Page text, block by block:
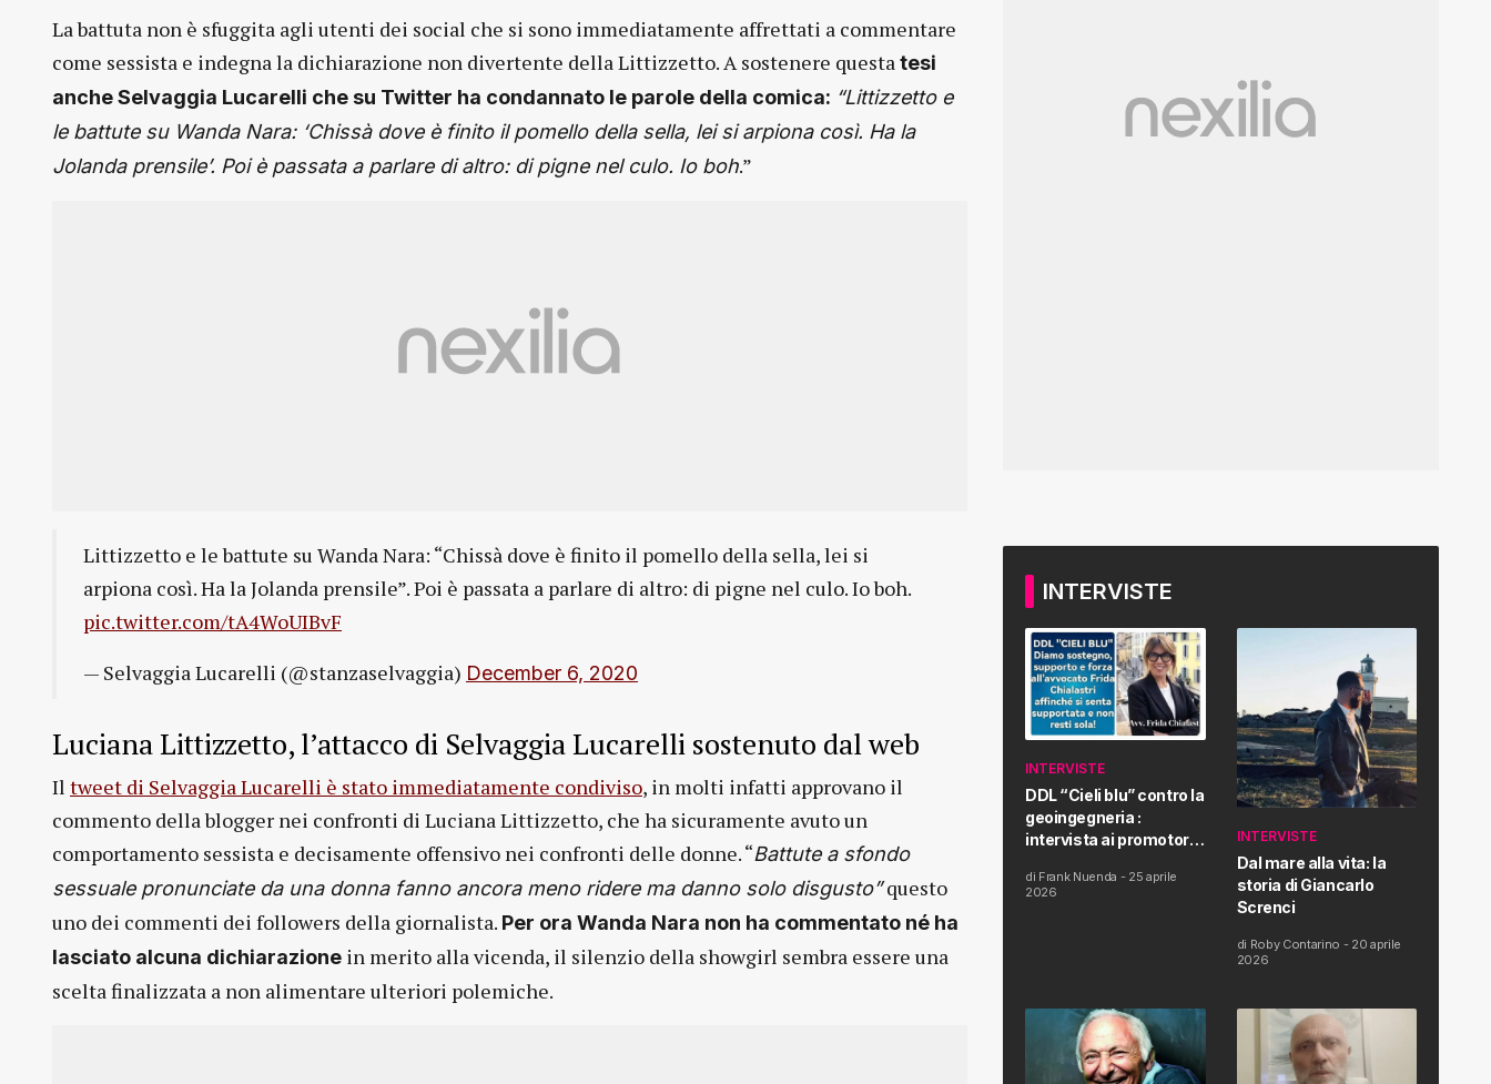
La battuta non è sfuggita agli utenti dei social che si sono immediatamente affrettati a commentare
come sessista e indegna la dichiarazione non divertente della Littizzetto. A sostenere questa tesi
anche Selvaggia Lucarelli che su Twitter ha condannato le parole della comica: “Littizzetto e
le battute su Wanda Nara: ‘Chissà dove è finito il pomello della sella, lei si arpiona così. Ha la
Jolanda prensile’. Poi è passata a parlare di altro: di pigne nel culo. Io boh.”
Littizzetto e le battute su Wanda Nara: “Chissà dove è finito il pomello della sella, lei si
arpiona così. Ha la Jolanda prensile”. Poi è passata a parlare di altro: di pigne nel culo. Io boh.
pic.twitter.com/tA4WoUIBvF
— Selvaggia Lucarelli (@stanzaselvaggia) December 6, 2020
Luciana Littizzetto, l’attacco di Selvaggia Lucarelli sostenuto dal web
Il tweet di Selvaggia Lucarelli è stato immediatamente condiviso, in molti infatti approvano il
commento della blogger nei confronti di Luciana Littizzetto, che ha sicuramente avuto un
comportamento sessista e decisamente offensivo nei confronti delle donne. “Battute a sfondo
sessuale pronunciate da una donna fanno ancora meno ridere ma danno solo disgusto”questo
uno dei commenti dei followers della giornalista. Per ora Wanda Nara non ha commentato né ha
lasciato alcuna dichiarazione in merito alla vicenda, il silenzio della showgirl sembra essere una
scelta finalizzata a non alimentare ulteriori polemiche.
INTERVISTE
INTERVISTE
DDL “Cieli blu” contro la
geoingegneria :
intervista ai promotori
Proposta di Legge
di Frank Nuenda - 25 aprile
2026
INTERVISTE
Dal mare alla vita: la
storia di Giancarlo
Screnci
di Roby Contarino - 20 aprile
2026